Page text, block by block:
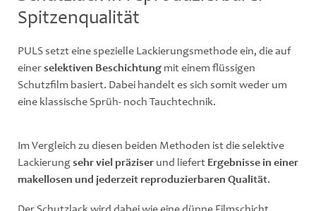
Spitzenqualität
PULS setzt eine spezielle Lackierungsmethode ein, die auf
einerselektiven Beschichtung mit einem flüssigen
Schutzfilm basiert. Dabei handelt es sich somit weder um
eine klassische Sprüh- noch Tauchtechnik.
Im Vergleich zu diesen beiden Methoden ist die selektive
Lackierungsehr viel präziser und liefert Ergebnisse in einer
makellosen und jederzeit reproduzierbaren Qualität.